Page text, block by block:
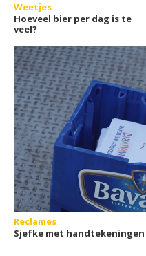
Weetjes
Hoeveel bier per dag is te
veel?
Reclames
Sjefke met handtekeningen